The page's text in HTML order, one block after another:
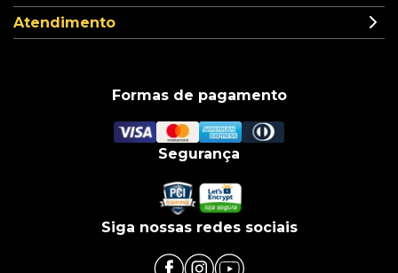
Atendimento
Formas de pagamento
Segurança
Siga nossas redes sociais